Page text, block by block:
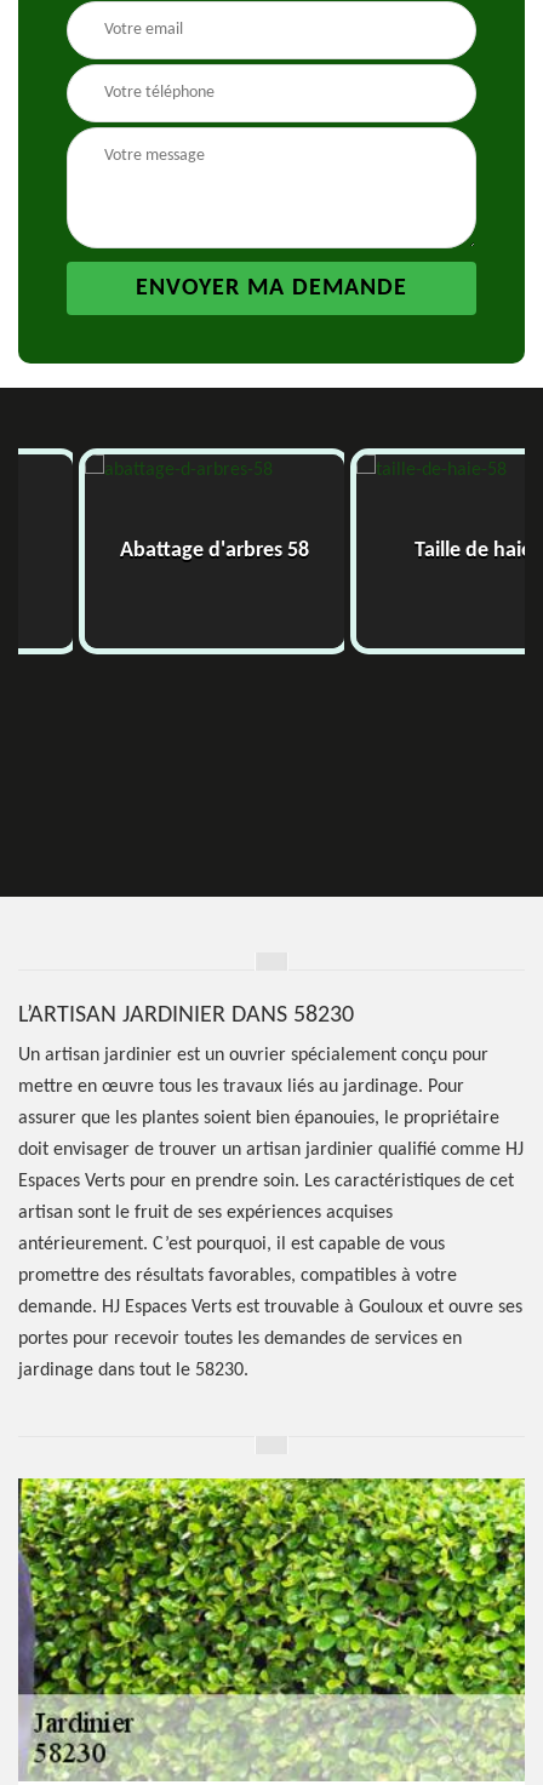
Abattage d'arbres 58 Taille de haie
L’ARTISAN JARDINIER DANS 58230
Un artisan jardinier est un ouvrier spécialement conçu pour
mettre en œuvre tous les travaux liés au jardinage. Pour
assurer que les plantes soient bien épanouies, le propriétaire
doit envisager de trouver un artisan jardinier qualifié comme HJ
Espaces Verts pour en prendre soin. Les caractéristiques de cet
artisan sont le fruit de ses expériences acquises
antérieurement. C’est pourquoi, il est capable de vous
promettre des résultats favorables, compatibles à votre
demande. HJ Espaces Verts est trouvable à Gouloux et ouvre ses
portes pour recevoir toutes les demandes de services en
jardinage dans tout le 58230.